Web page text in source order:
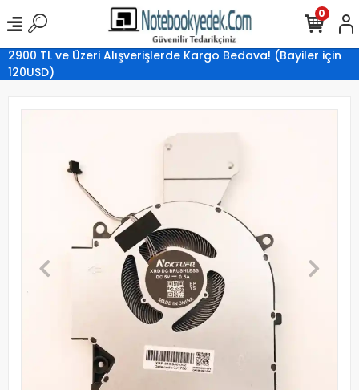
2900 TL ve Üzeri Alışverişlerde Kargo Bedava! (Bayiler için
120USD)
0